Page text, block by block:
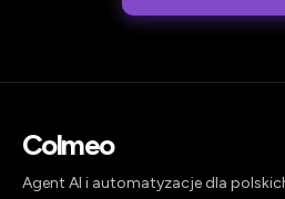
Colmeo
Agent AI i automatyzacje dla